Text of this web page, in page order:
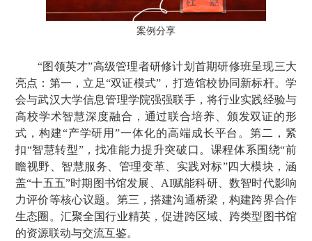
案例分享
“图领英才”高级管理者研修计划首期研修班呈现三大
亮点：第一，立足“双证模式”，打造馆校协同新标杆。学
会与武汉大学信息管理学院强强联手，将行业实践经验与
高校学术智慧深度融合，通过联合培养、颁发双证的形
式，构建“产学研用”一体化的高端成长平台。第二，紧
扣“智慧转型”，找准能力提升突破口。课程体系围绕“前
瞻视野、智慧服务、管理变革、实践对标”四大模块，涵
盖“十五五”时期图书馆发展、AI赋能科研、数智时代影响
力评价等核心议题。第三，搭建沟通桥梁，构建跨界合作
生态圈。汇聚全国行业精英，促进跨区域、跨类型图书馆
的资源联动与交流互鉴。